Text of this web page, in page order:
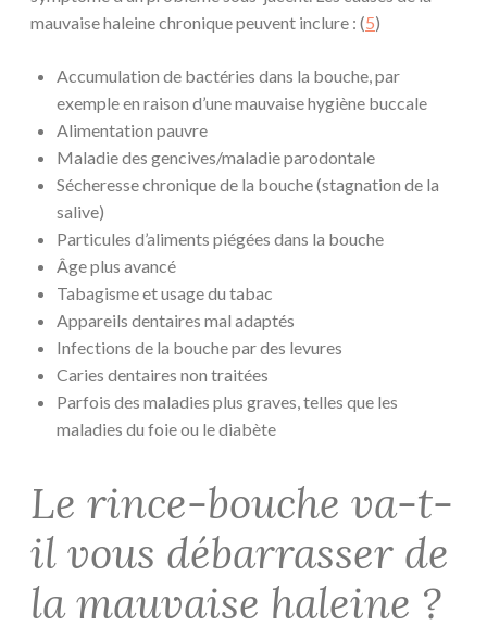
mauvaise haleine chronique peuvent inclure : (5)
Accumulation de bactéries dans la bouche, par
exemple en raison d’une mauvaise hygiène buccale
Alimentation pauvre
Maladie des gencives/maladie parodontale
Sécheresse chronique de la bouche (stagnation de la
salive)
Particules d’aliments piégées dans la bouche
Âge plus avancé
Tabagisme et usage du tabac
Appareils dentaires mal adaptés
Infections de la bouche par des levures
Caries dentaires non traitées
Parfois des maladies plus graves, telles que les
maladies du foie ou le diabète
Le rince-bouche va-t-
il vous débarrasser de
la mauvaise haleine ?